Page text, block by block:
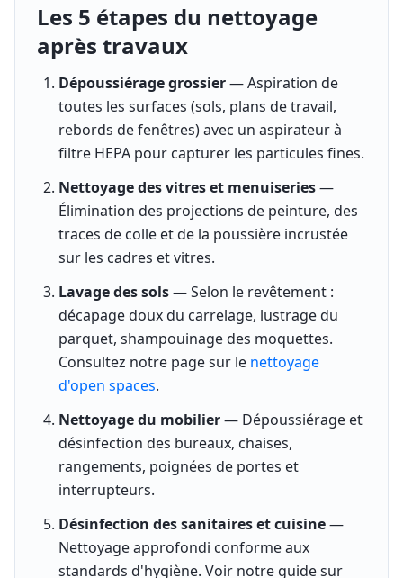
Les 5 étapes du nettoyage
après travaux
Dépoussiérage grossier— Aspiration de
toutes les surfaces (sols, plans de travail,
rebords de fenêtres) avec un aspirateur à
filtre HEPA pour capturer les particules fines.
Nettoyage des vitres et menuiseries—
Élimination des projections de peinture, des
traces de colle et de la poussière incrustée
sur les cadres et vitres.
Lavage des sols— Selon le revêtement :
décapage doux du carrelage, lustrage du
parquet, shampouinage des moquettes.
Consultez notre page sur le nettoyage
d'open spaces.
Nettoyage du mobilier— Dépoussiérage et
désinfection des bureaux, chaises,
rangements, poignées de portes et
interrupteurs.
Désinfection des sanitaires et cuisine—
Nettoyage approfondi conforme aux
standards d'hygiène. Voir notre guide sur